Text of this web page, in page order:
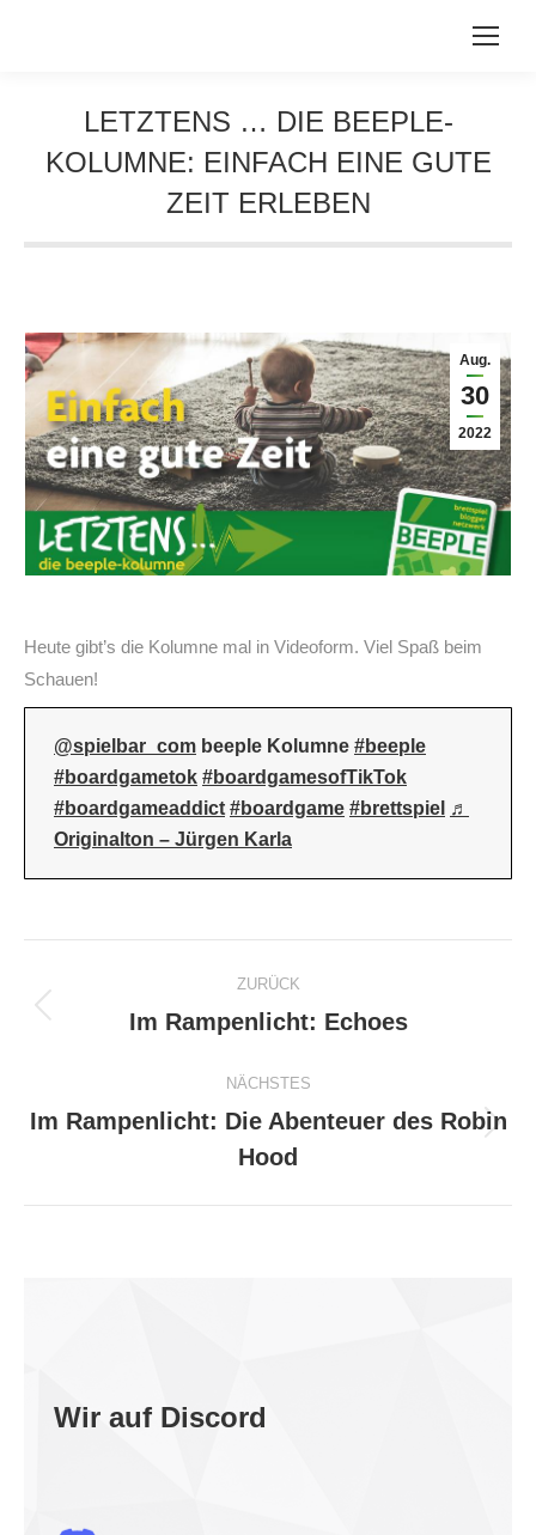
LETZTENS … DIE BEEPLE-
KOLUMNE: EINFACH EINE GUTE
ZEIT ERLEBEN
Aug.
30
2022
Heute gibt’s die Kolumne mal in Videoform. Viel Spaß beim
Schauen!
@spielbar_com beeple Kolumne #beeple
#boardgametok #boardgamesofTikTok
#boardgameaddict #boardgame #brettspiel ♬
Originalton – Jürgen Karla
Kommentarnavigation
ZURÜCK
Vorheriger
Im Rampenlicht: Echoes
NÄCHSTES
Beitrag:
Im Rampenlicht: Die Abenteuer des Robin
Hood
Wir auf Discord